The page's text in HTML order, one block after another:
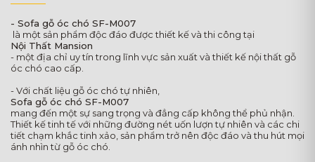
- Sofa gỗ óc chó SF-M007
là một sản phẩm độc đáo được thiết kế và thi công tại
Nội Thất Mansion
- một địa chỉ uy tín trong lĩnh vực sản xuất và thiết kế nội thất gỗ
óc chó cao cấp.
- Với chất liệu gỗ óc chó tự nhiên,
Sofa gỗ óc chó SF-M007
mang đến một sự sang trọng và đẳng cấp không thể phủ nhận.
Thiết kế tinh tế với những đường nét uốn lượn tự nhiên và các chi
tiết chạm khắc tinh xảo, sản phẩm trở nên độc đáo và thu hút mọi
ánh nhìn từ gỗ óc chó.